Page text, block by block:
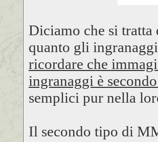
Diciamo che si
quanto gli
ricordare che
ingranaggi è
semplici pur nella
Il secondo tipo di